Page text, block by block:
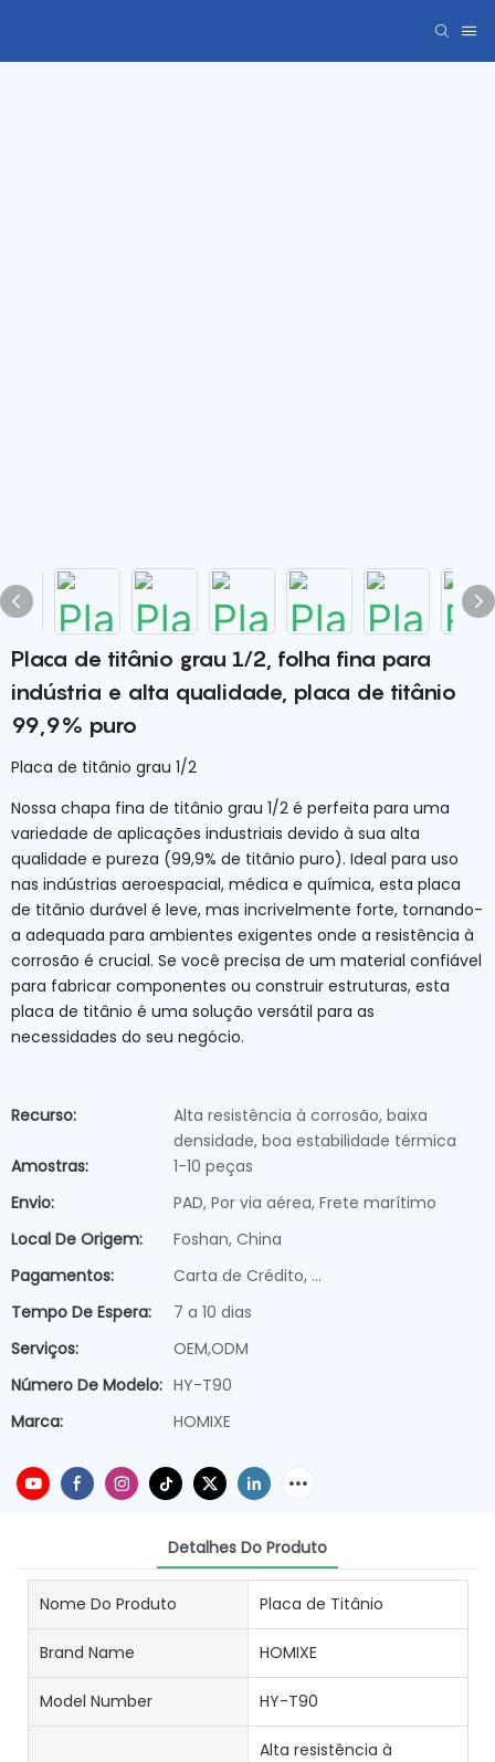
Placa de titânio grau 1/2, folha fina para
indústria e alta qualidade, placa de titânio
99,9% puro
Placa de titânio grau 1/2
Nossa chapa fina de titânio grau 1/2 é perfeita para uma
variedade de aplicações industriais devido à sua alta
qualidade e pureza (99,9% de titânio puro). Ideal para uso
nas indústrias aeroespacial, médica e química, esta placa
de titânio durável é leve, mas incrivelmente forte, tornando-
a adequada para ambientes exigentes onde a resistência à
corrosão é crucial. Se você precisa de um material confiável
para fabricar componentes ou construir estruturas, esta
placa de titânio é uma solução versátil para as
necessidades do seu negócio.
Recurso:
Alta resistência à corrosão, baixa
densidade, boa estabilidade térmica
Amostras:
1-10 peças
Envio:
PAD, Por via aérea, Frete marítimo
Local De Origem:
Foshan, China
Pagamentos:
Carta de Crédito, ...
Tempo De Espera:
7 a 10 dias
Serviços:
OEM,ODM
Número De Modelo: HY-T90
Marca:
HOMIXE
Detalhes Do Produto
Nome Do Produto Placa de Titânio
Brand Name HOMIXE
Model Number HY-T90
Alta resistência à